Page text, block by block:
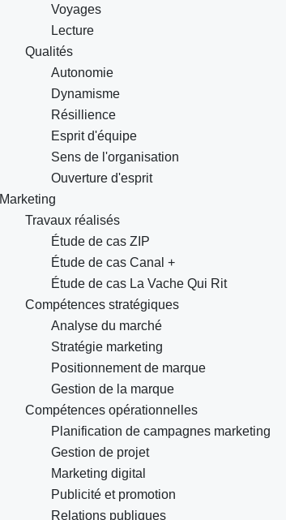
Voyages
Lecture
Qualités
Autonomie
Dynamisme
Résillience
Esprit d'équipe
Sens de l'organisation
Ouverture d'esprit
Marketing
Travaux réalisés
Étude de cas ZIP
Étude de cas Canal +
Étude de cas La Vache Qui Rit
Compétences stratégiques
Analyse du marché
Stratégie marketing
Positionnement de marque
Gestion de la marque
Compétences opérationnelles
Planification de campagnes marketing
Gestion de projet
Marketing digital
Publicité et promotion
Relations publiques